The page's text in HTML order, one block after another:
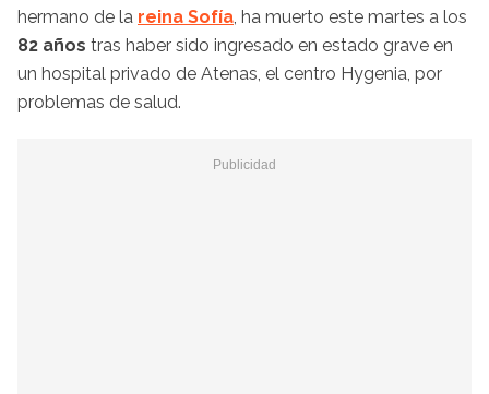
hermano de la reina Sofía, ha muerto este martes a los
82 años tras haber sido ingresado en estado grave en
un hospital privado de Atenas, el centro Hygenia, por
problemas de salud.